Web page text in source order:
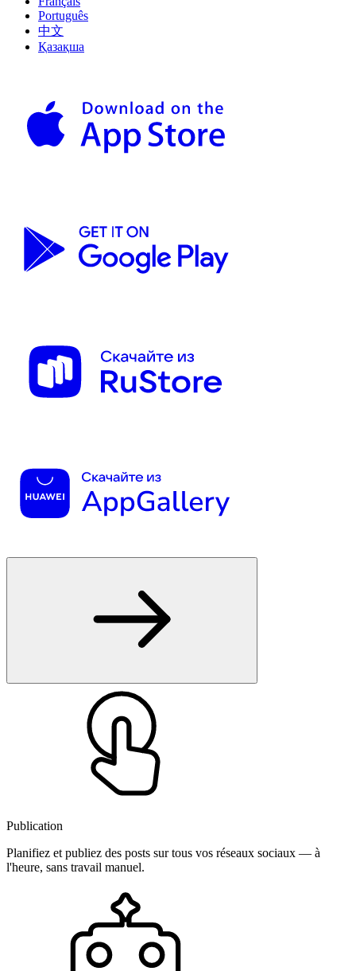
Português
中文
Қазақша
Publication
Planifiez et publiez des posts sur tous vos réseaux sociaux — à
l'heure, sans travail manuel.